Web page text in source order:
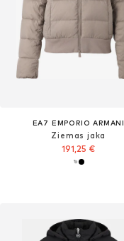
EA7 EMPORIO ARMANI
Ziemas jaka
191,25 €